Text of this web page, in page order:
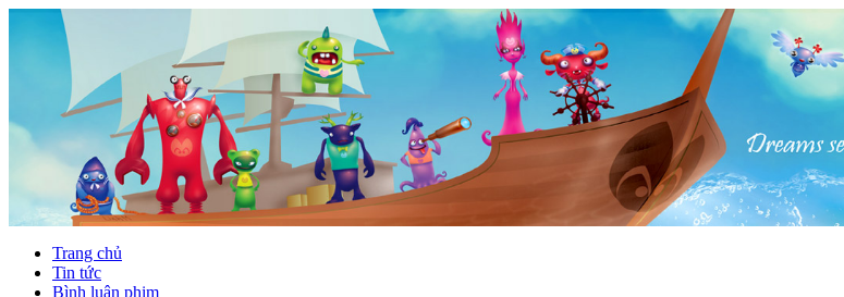
Trang chủ
Tin tức
Bình luận phim